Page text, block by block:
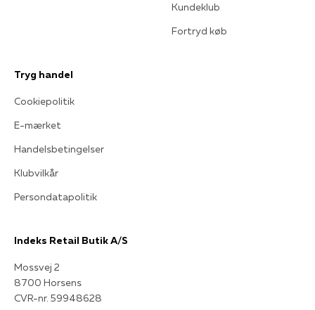
Kundeklub
Fortryd køb
Tryg handel
Cookiepolitik
E-mærket
Handelsbetingelser
Klubvilkår
Persondatapolitik
Indeks Retail Butik A/S
Mossvej 2
8700 Horsens
CVR-nr. 59948628